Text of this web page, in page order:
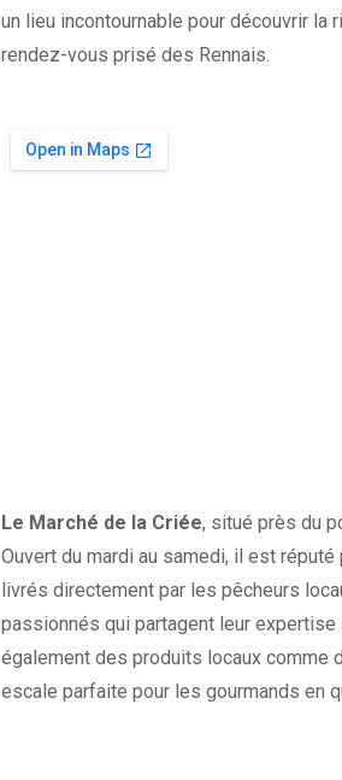
un lieu incontournable pour découvrir la
rendez-vous prisé des Rennais.
Le Marché de la Criée, situé près du
Ouvert du mardi au samedi, il est
livrés directement par les pêcheurs
passionnés qui partagent leur
également des produits locaux
escale parfaite pour les gourmands en